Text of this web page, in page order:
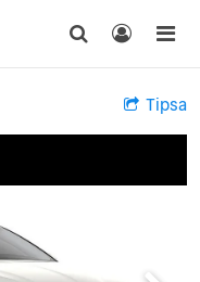
Tipsa